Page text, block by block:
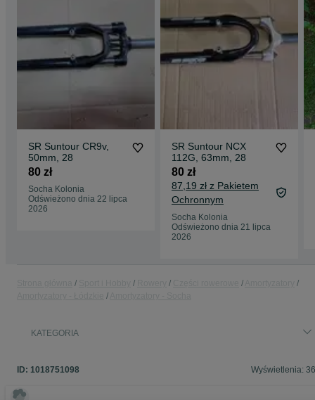
SR Suntour CR9v,
50mm, 28
80 zł
Socha Kolonia
Odświeżono dnia 22 lipca
2026
SR Suntour NCX
112G, 63mm, 28
80 zł
87,19 zł z Pakietem
Ochronnym
Socha Kolonia
Odświeżono dnia 21 lipca
2026
KATEGORIA
ID: 1018751098 Wyświetlenia: